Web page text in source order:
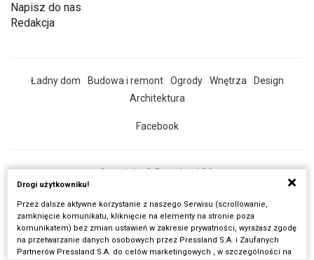
Napisz do nas
Redakcja
Ładny dom Budowa i remont Ogrody Wnętrza
Design
Architektura
Facebook
Copyright © Pressland SA
Wszystkie artykuły
Realizacja: Fancybox.pl
Drogi użytkowniku!
Przez dalsze aktywne korzystanie z naszego Serwisu (scrollowanie,
zamknięcie komunikatu, kliknięcie na elementy na stronie poza
komunikatem) bez zmian ustawień w zakresie prywatności, wyrażasz zgodę
na przetwarzanie danych osobowych przez Pressland S.A. i Zaufanych
Partnerów Pressland S.A. do celów marketingowych , w szczególności na